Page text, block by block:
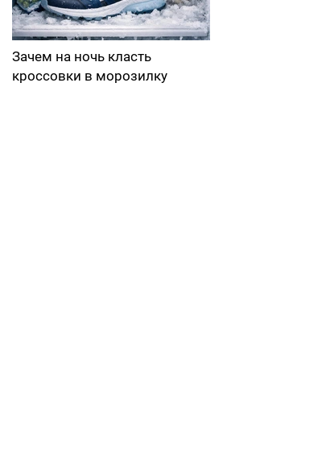
Зачем на ночь класть
кроссовки в морозилку